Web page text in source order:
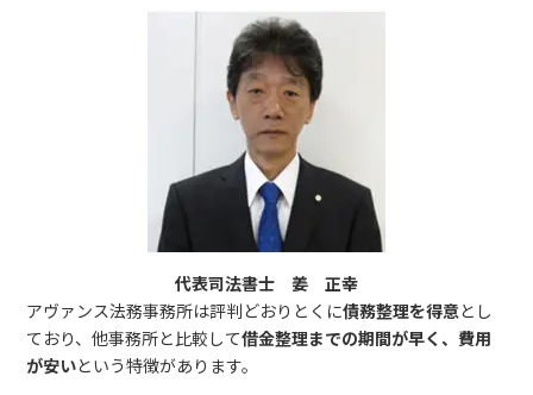
代表司法書士 姜 正幸
アヴァンス法務事務所は評判どおりとくに債務整理を得意とし
ており、他事務所と比較して借金整理までの期間が早く、費用
が安いという特徴があります。